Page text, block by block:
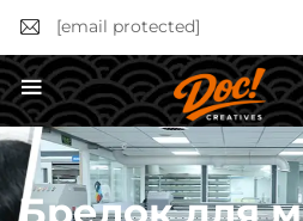
[email protected]